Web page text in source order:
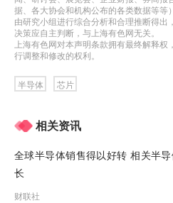
NAND的关键材料。
据、各大协会和机构公布的各类数据等等
由研究小组进行综合分析和合理推断得
决策应自主判断，与上海有色网无关。
上海有色网对本声明条款拥有最终解释
行调整和修改的权利。
半导体 芯片
相关资讯
全球半导体销售得以好转 相关半
长
财联社